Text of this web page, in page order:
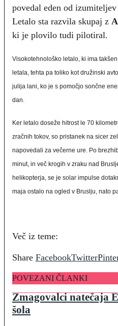
povedal eden od izumiteljev
Letalo sta razvila skupaj z
ki je plovilo tudi pilotiral.
Visokotehnološko letalo, ki ima
letala, tehta pa toliko kot družinski
julija lani, ko je s pomočjo sončne
dan.
Ker letalo doseže hitrost le 70
zračnih tokov, so pristanek na sicer
napovedali za večerne ure. Po
minut, in več krogih v zraku nad
helikopterja, se je solar impulse
maja ostalo na ogled v Bruslju, nato
Več iz teme:
Share FacebookTwitter
POVEZANI ČLANKI
Zmagovalci natečaja
šola